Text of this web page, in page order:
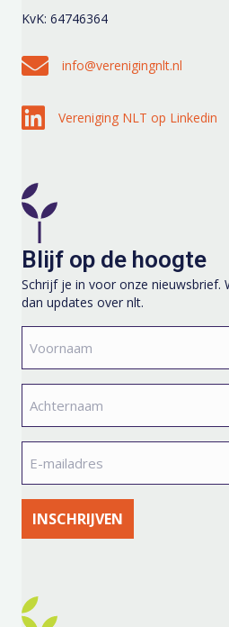
KvK: 64746364
Stuur een e-mail naar
info@verenigingnlt.nl
Volg Vereniging NLT op Linkedin
Vereniging NLT op Linkedin
Blijf op de hoogte
Schrijf je in voor onze nieuwsbrief.
dan updates over nlt.
Voornaam
*
Achternaam
*
E-
mailadres
*